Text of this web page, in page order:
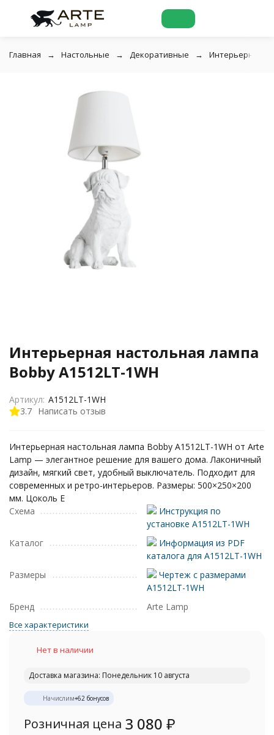
Главная Настольные Декоративные Интерьерная
Интерьерная настольная лампа
Bobby A1512LT-1WH
3.7 Написать отзыв
Артикул: A1512LT-1WH
Интерьерная настольная лампа Bobby A1512LT-1WH от Arte
Lamp — элегантное решение для вашего дома. Лаконичный
дизайн, мягкий свет, удобный выключатель. Подходит для
современных и ретро-интерьеров. Размеры: 500×250×200
мм. Цоколь E
Схема
Инструкция по
установке A1512LT-1WH
Каталог
Информация из PDF
каталога для A1512LT-1WH
Размеры
Чертеж с размерами
A1512LT-1WH
Бренд
Arte Lamp
Все характеристики
Нет в наличии
Доставка магазина: Понедельник 10 августа
Начислим+62 бонусов
Розничная цена 3 080 ₽